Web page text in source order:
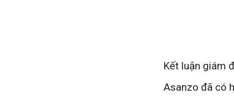
Kết luận giám
Asanzo đã có